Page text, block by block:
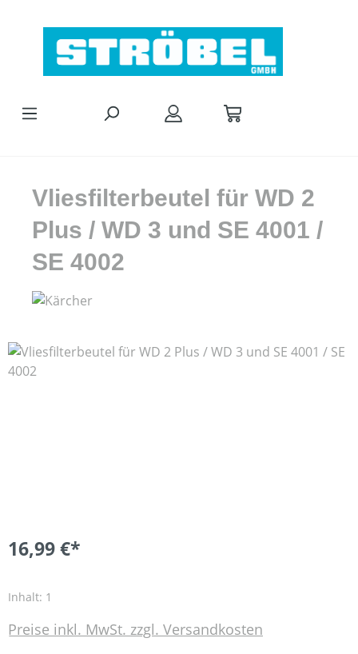
Vliesfilterbeutel für WD 2
Plus / WD 3 und SE 4001 /
SE 4002
Bildergalerie überspringen
16,99 €*
Inhalt: 1
Preise inkl. MwSt. zzgl. Versandkosten